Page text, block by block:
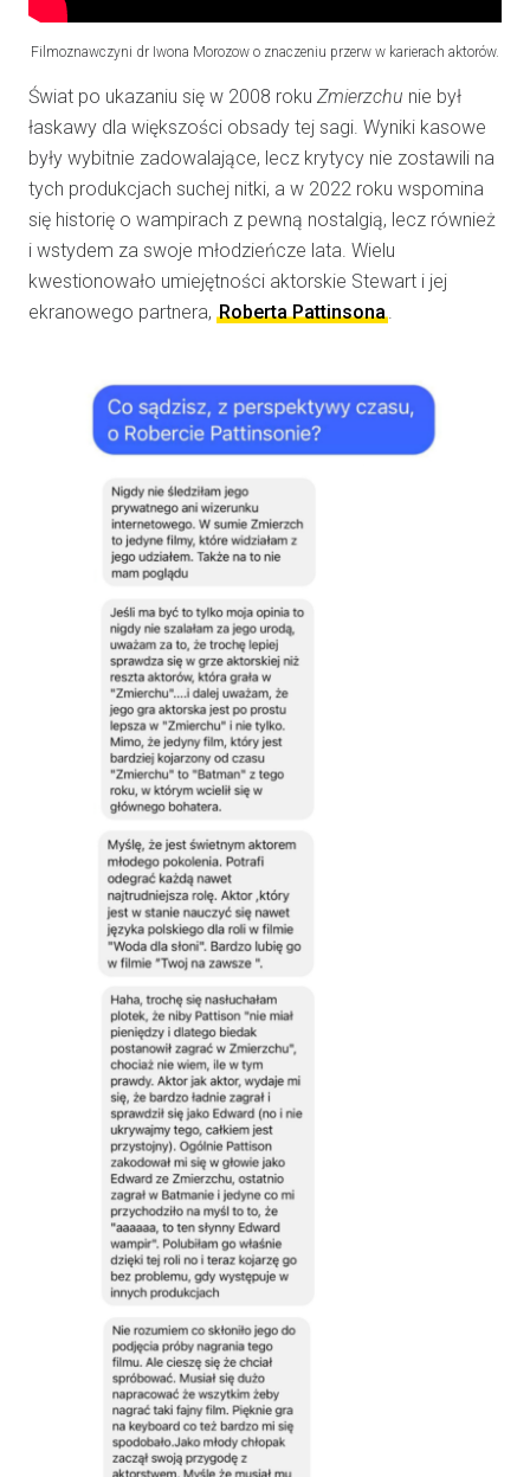
Filmoznawczyni dr Iwona Morozow o znaczeniu przerw w karierach aktorów.
Świat po ukazaniu się w 2008 roku Zmierzchu nie był
łaskawy dla większości obsady tej sagi. Wyniki kasowe
były wybitnie zadowalające, lecz krytycy nie zostawili na
tych produkcjach suchej nitki, a w 2022 roku wspomina
się historię o wampirach z pewną nostalgią, lecz również
i wstydem za swoje młodzieńcze lata. Wielu
kwestionowało umiejętności aktorskie Stewart i jej
ekranowego partnera, Roberta Pattinsona